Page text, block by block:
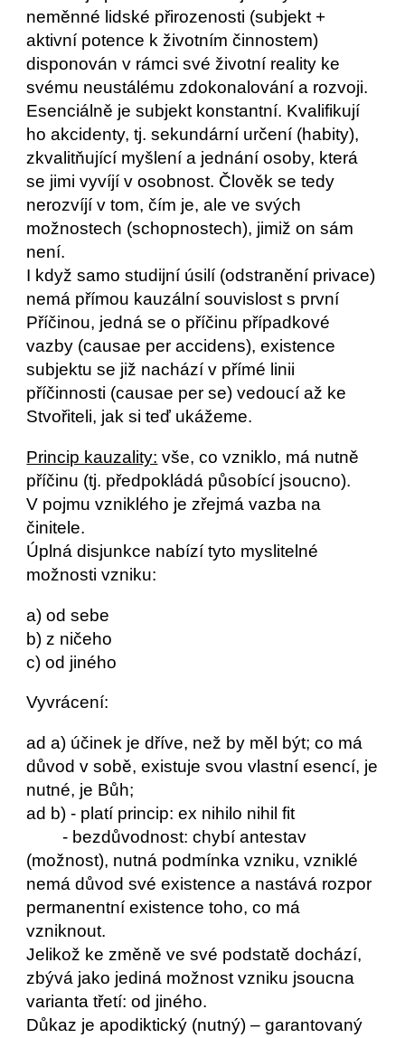
neměnné lidské přirozenosti (subjekt +
aktivní potence k životním činnostem)
disponován v rámci své životní reality ke
svému neustálému zdokonalování a rozvoji.
Esenciálně je subjekt konstantní. Kvalifikují
ho akcidenty, tj. sekundární určení (habity),
zkvalitňující myšlení a jednání osoby, která
se jimi vyvíjí v osobnost. Člověk se tedy
nerozvíjí v tom, čím je, ale ve svých
možnostech (schopnostech), jimiž on sám
není.
I když samo studijní úsilí (odstranění privace)
nemá přímou kauzální souvislost s první
Příčinou, jedná se o příčinu případkové
vazby (causae per accidens), existence
subjektu se již nachází v přímé linii
příčinnosti (causae per se) vedoucí až ke
Stvořiteli, jak si teď ukážeme.
Princip kauzality: vše, co vzniklo, má nutně
příčinu (tj. předpokládá působící jsoucno).
V pojmu vzniklého je zřejmá vazba na
činitele.
Úplná disjunkce nabízí tyto myslitelné
možnosti vzniku:
a) od sebe
b) z ničeho
c) od jiného
Vyvrácení:
ad a) účinek je dříve, než by měl být; co má
důvod v sobě, existuje svou vlastní esencí, je
nutné, je Bůh;
ad b) - platí princip: ex nihilo nihil fit
- bezdůvodnost: chybí antestav
(možnost), nutná podmínka vzniku, vzniklé
nemá důvod své existence a nastává rozpor
permanentní existence toho, co má
vzniknout.
Jelikož ke změně ve své podstatě dochází,
zbývá jako jediná možnost vzniku jsoucna
varianta třetí: od jiného.
Důkaz je apodiktický (nutný) – garantovaný